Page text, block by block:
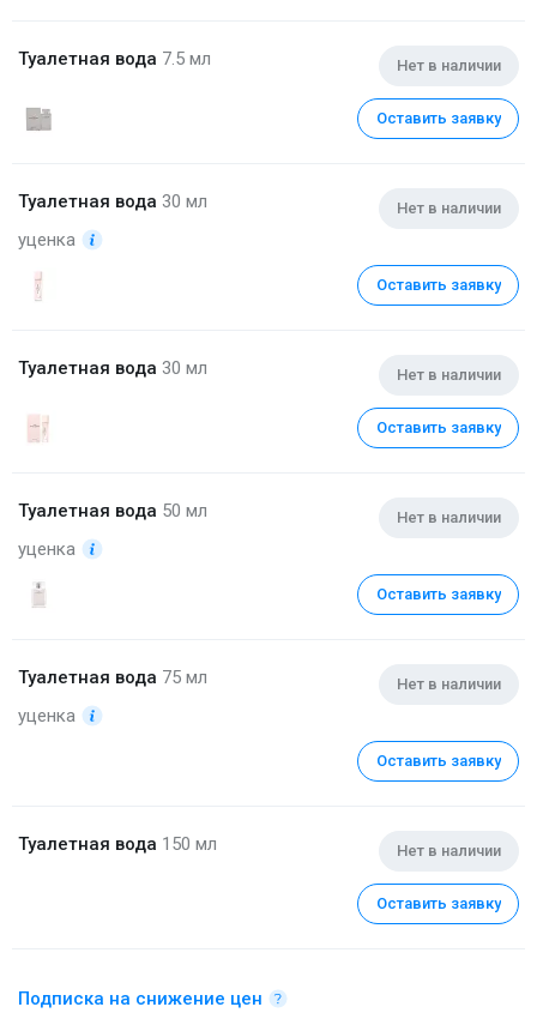
Туалетная вода 7.5 мл Нет в наличии
Оставить заявку
Туалетная вода 30 мл
уценка
Нет в наличии
Оставить заявку
Туалетная вода 30 мл Нет в наличии
Оставить заявку
Туалетная вода 50 мл
уценка
Нет в наличии
Оставить заявку
Туалетная вода 75 мл
уценка
Нет в наличии
Оставить заявку
Туалетная вода 150 мл Нет в наличии
Оставить заявку
Подписка на снижение цен